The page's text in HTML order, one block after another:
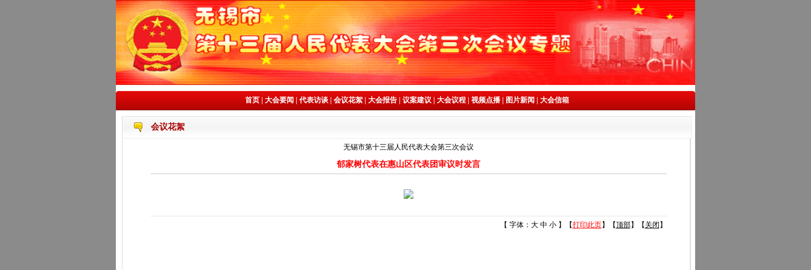
首页 大会要闻 代表访谈 会议花絮 大会报告 议案建议 大会议程 视频点播 图片新闻 大会信箱
会议花絮
无锡市第十三届人民代表大会第三次会议
郁家树代表在惠山区代表团审议时发言
【 字体： 大 中 小】【打印此页】【顶部】【 关闭 】